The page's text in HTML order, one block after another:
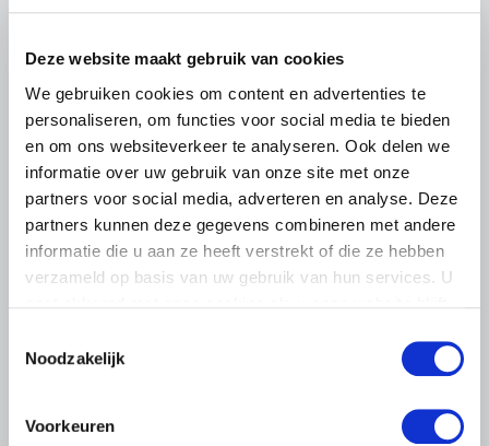
Deze website maakt gebruik van cookies
We gebruiken cookies om content en advertenties te
personaliseren, om functies voor social media te bieden
en om ons websiteverkeer te analyseren. Ook delen we
informatie over uw gebruik van onze site met onze
partners voor social media, adverteren en analyse. Deze
partners kunnen deze gegevens combineren met andere
informatie die u aan ze heeft verstrekt of die ze hebben
verzameld op basis van uw gebruik van hun services. U
Noodzakelijk
Voorkeuren
tuinbouwsectoren
De aanhoudende droogte en hitte zorgen voor
toenemende problemen in de Nederlandse land- en
vrijwel alle sectoren terug.
Lees meer